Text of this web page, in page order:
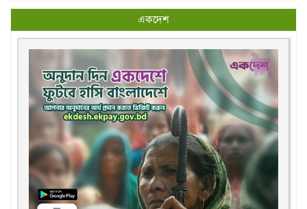
একদেশ